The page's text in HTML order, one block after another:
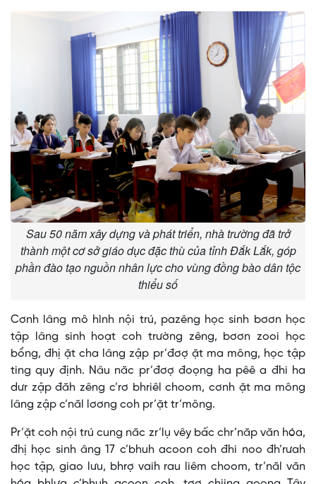
Sau 50 năm xây dựng và phát triển, nhà trường đã trở
thành một cơ sở giáo dục đặc thù của tỉnh Đắk Lắk, góp
phần đào tạo nguồn nhân lực cho vùng đồng bào dân tộc
thiểu số
Cơnh lâng mô hình nội trú, pazêng học sinh bơơn học
tập lâng sinh hoạt coh trường zêng, bơơn zooi học
bổng, đhị ặt cha lâng zập pr’đơợ ặt ma mông, học tập
ting quy định. Nâu năc pr’đơợ đoọng ha pêê a đhi ha
dưr zập đăh zêng c’rơ bhriêl choom, cơnh ặt ma mông
lâng zập c’năl lơơng coh pr’ặt tr’mông.
Pr’ặt coh nội trú cung năc zr’lụ vêy bấc chr’năp văn hóa,
đhị học sinh âng 17 c’bhuh acoon coh đhi noo đh’rưah
học tập, giao lưu, bhrợ vaih rau liêm choom, tr’năl văn